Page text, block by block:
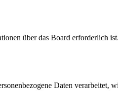
über das Board erforderlich
Daten verarbeitet,